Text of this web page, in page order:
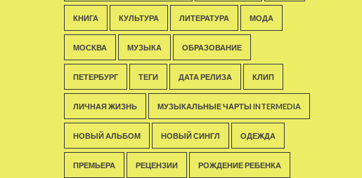
КНИГА КУЛЬТУРА ЛИТЕРАТУРА МОДА
МОСКВА МУЗЫКА ОБРАЗОВАНИЕ
ПЕТЕРБУРГ ТЕГИ ДАТА РЕЛИЗА КЛИП
ЛИЧНАЯ ЖИЗНЬ МУЗЫКАЛЬНЫЕ ЧАРТЫ INTERMEDIA
НОВЫЙ АЛЬБОМ НОВЫЙ СИНГЛ ОДЕЖДА
ПРЕМЬЕРА РЕЦЕНЗИИ РОЖДЕНИЕ РЕБЕНКА